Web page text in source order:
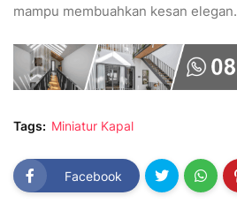
mampu membuahkan kesan elegan.
Tags: Miniatur Kapal
Facebook